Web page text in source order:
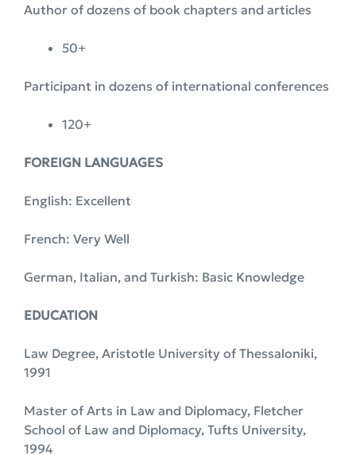
Author of dozens of book chapters and articles
50+
Participant in dozens of international conferences
120+
FOREIGN LANGUAGES
English: Excellent
French: Very Well
German, Italian, and Turkish: Basic Knowledge
EDUCATION
Law Degree, Aristotle University of Thessaloniki,
1991
Master of Arts in Law and Diplomacy, Fletcher
School of Law and Diplomacy, Tufts University,
1994